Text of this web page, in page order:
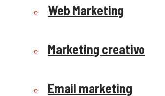
Web Marketing
Marketing creativo
Email marketing